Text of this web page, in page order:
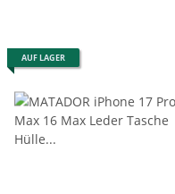
AUF LAGER